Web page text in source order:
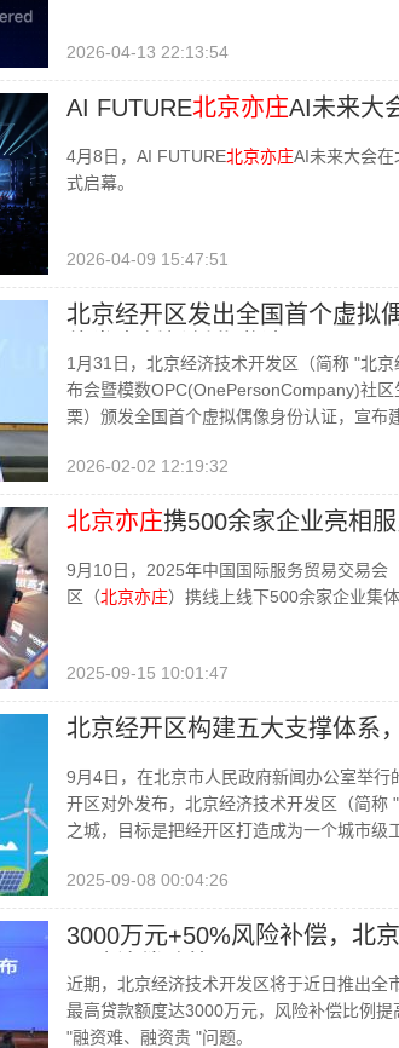
2026-04-13 22:13:54
AI FUTURE北京亦庄AI未来大
4月8日，AI FUTURE北京亦庄AI未来大会
式启幕。
2026-04-09 15:47:51
北京经开区发出全国首个虚拟
1月31日，北京经济技术开发区（简称 "北
布会暨模数OPC(OnePersonCompany)社
栗）颁发全国首个虚拟偶像身份认证，宣布
2026-02-02 12:19:32
北京亦庄携500余家企业亮相
9月10日，2025年中国国际服务贸易交易会
区（北京亦庄）携线上线下500余家企业集
2025-09-15 10:01:47
北京经开区构建五大支撑体系
9月4日，在北京市人民政府新闻办公室举
开区对外发布，北京经济技术开发区（简称
之城，目标是把经开区打造成为一个城市级
2025-09-08 00:04:26
3000万元+50%风险补偿，北
近期，北京经济技术开发区将于近日推出全
最高贷款额度达3000万元，风险补偿比例
"融资难、融资贵 "问题。